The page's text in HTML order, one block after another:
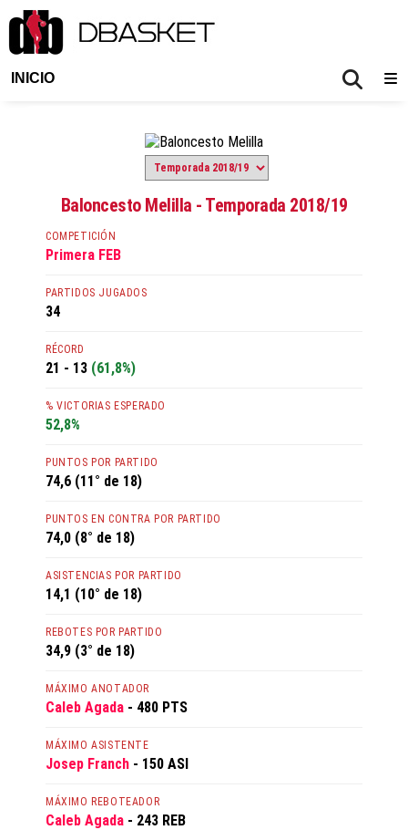
INICIO
Baloncesto Melilla - Temporada 2018/19
COMPETICIÓN
Primera FEB
PARTIDOS JUGADOS
34
RÉCORD
21 - 13 (61,8%)
% VICTORIAS ESPERADO
52,8%
PUNTOS POR PARTIDO
74,6 (11° de 18)
PUNTOS EN CONTRA POR PARTIDO
74,0 (8° de 18)
ASISTENCIAS POR PARTIDO
14,1 (10° de 18)
REBOTES POR PARTIDO
34,9 (3° de 18)
MÁXIMO ANOTADOR
Caleb Agada - 480 PTS
MÁXIMO ASISTENTE
Josep Franch - 150 ASI
MÁXIMO REBOTEADOR
Caleb Agada - 243 REB